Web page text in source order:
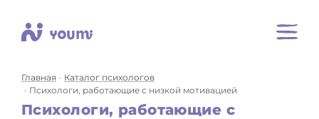
Главная
Каталог психологов
Психологи, работающие с низкой мотивацией
Психологи, работающие с